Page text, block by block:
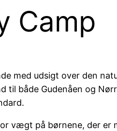
Camp
med udsigt over den
til både Gudenåen og
vægt på børnene, der